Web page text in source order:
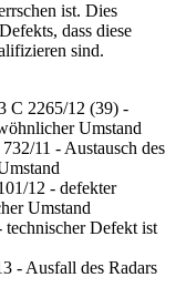
ist. Dies
dass diese
sind.
C 2265/12 (39) -
Umstand
11 - Austausch des
12 - defekter
Umstand
Defekt ist
- Ausfall des Radars